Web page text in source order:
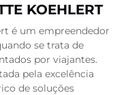
KOEHLERT
é um empreendedor
se trata de
por viajantes.
pela excelência
de soluções